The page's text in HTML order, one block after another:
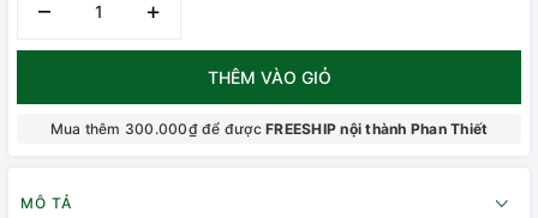
– +
THÊM VÀO GIỎ
Mua thêm 300.000₫ để đượcFREESHIP nội thành Phan Thiết
MÔ TẢ